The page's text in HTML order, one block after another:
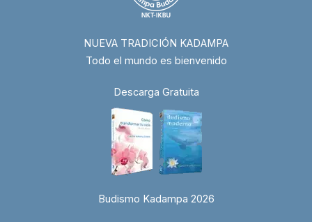
NUEVA TRADICIÓN KADAMPA
Todo el mundo es bienvenido
Descarga Gratuita
Budismo Kadampa 2026